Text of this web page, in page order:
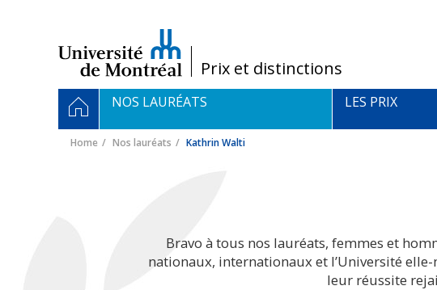
/Prix et distinctions
Navigation
principale
HOMENOS LAURÉATS LES PRIX
Home Nos lauréats Kathrin Walti
Bravo à tous nos lauréats, femmes et
nationaux, internationaux et l’Université
leur réussite